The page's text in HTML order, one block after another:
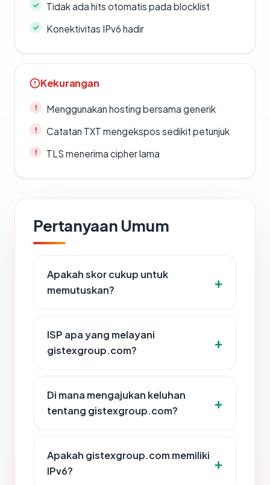
Tidak ada hits otomatis pada blocklist
Konektivitas IPv6 hadir
Kekurangan
Menggunakan hosting bersama generik
Catatan TXT mengekspos sedikit petunjuk
TLS menerima cipher lama
Pertanyaan Umum
Apakah skor cukup untuk
memutuskan?
ISP apa yang melayani
gistexgroup.com?
Di mana mengajukan keluhan
tentang gistexgroup.com?
Apakah gistexgroup.com memiliki
IPv6?